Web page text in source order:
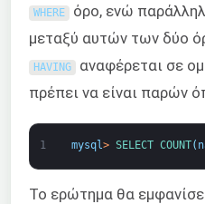
WHERE όρο, ενώ
μεταξύ αυτών των δύο
HAVING αναφέρεται σε
πρέπει να είναι παρών
1 mysql> SELECT COUNT(
Το ερώτημα θα